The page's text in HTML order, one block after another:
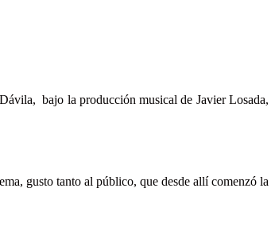
bajo la producción musical de Javier Losada,
gusto tanto al público, que desde allí comenzó la